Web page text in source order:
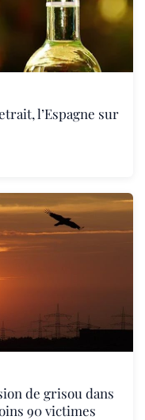
l’Espagne sur
de grisou dans
90 victimes